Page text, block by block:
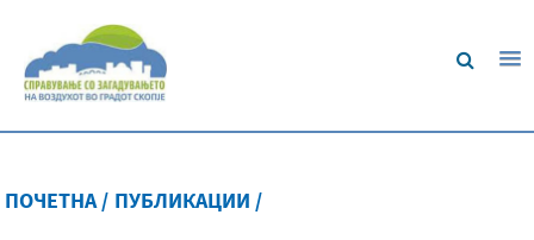
ПОЧЕТНА / ПУБЛИКАЦИИ /